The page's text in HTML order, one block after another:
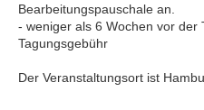
Bearbeitungspauschale an.
- weniger als 6 Wochen vor der
Tagungsgebühr
Der Veranstaltungsort ist